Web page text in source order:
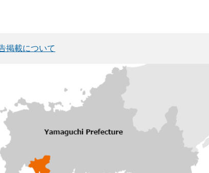
掲載について